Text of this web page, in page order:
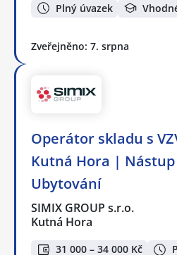
Plný úvazek
Zveřejněno: 7. srpna
Operátor skladu s
Kutná Hora | Nástup
Ubytování
SIMIX GROUP s.r.o.
Kutná Hora
31 000 – 34 000 Kč